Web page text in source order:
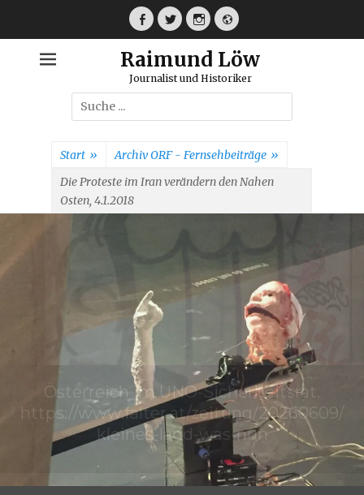
Facebook
TwitterInstagramWebseite
Raimund Löw
Journalist und Historiker
Suche
nach:
Start » Archiv ORF - Fernsehbeiträge »
Die Proteste im Iran verändern den Nahen
Osten, 4.1.2018